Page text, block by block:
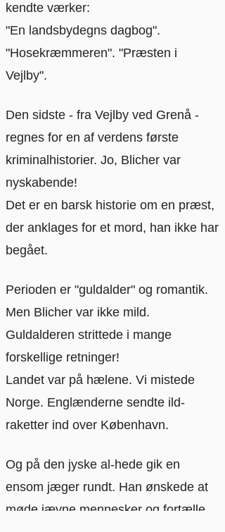
kendte værker:
"En landsbydegns dagbog".
"Hosekræmmeren". "Præsten i
Vejlby".
Den sidste - fra Vejlby ved Grenå -
regnes for en af verdens første
kriminalhistorier. Jo, Blicher var
nyskabende!
Det er en barsk historie om en præst,
der anklages for et mord, han ikke har
begået.
Perioden er "guldalder" og romantik.
Men Blicher var ikke mild.
Guldalderen strittede i mange
forskellige retninger!
Landet var på hælene. Vi mistede
Norge. Englænderne sendte ild-
raketter ind over København.
Og på den jyske al-hede gik en
ensom jæger rundt. Han ønskede at
møde jævne mennesker og fortælle